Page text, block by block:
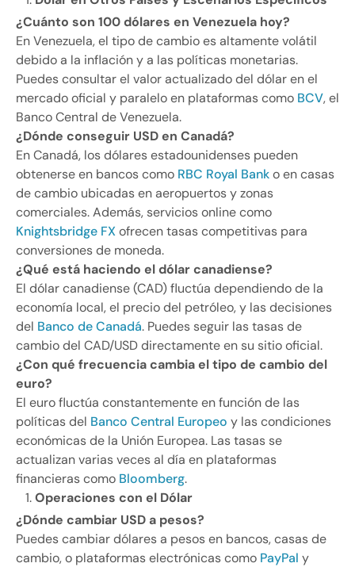
¿Cuánto son 100 dólares en Venezuela hoy?
En Venezuela, el tipo de cambio es altamente volátil
debido a la inflación y a las políticas monetarias.
Puedes consultar el valor actualizado del dólar en el
mercado oficial y paralelo en plataformas como BCV, el
Banco Central de Venezuela.
¿Dónde conseguir USD en Canadá?
En Canadá, los dólares estadounidenses pueden
obtenerse en bancos como RBC Royal Banko en casas
de cambio ubicadas en aeropuertos y zonas
comerciales. Además, servicios online como
Knightsbridge FXofrecen tasas competitivas para
conversiones de moneda.
¿Qué está haciendo el dólar canadiense?
El dólar canadiense (CAD) fluctúa dependiendo de la
economía local, el precio del petróleo, y las decisiones
del Banco de Canadá. Puedes seguir las tasas de
cambio del CAD/USD directamente en su sitio oficial.
¿Con qué frecuencia cambia el tipo de cambio del
euro?
El euro fluctúa constantemente en función de las
políticas del Banco Central Europeo y las condiciones
económicas de la Unión Europea. Las tasas se
actualizan varias veces al día en plataformas
financieras como Bloomberg.
Operaciones con el Dólar
¿Dónde cambiar USD a pesos?
Puedes cambiar dólares a pesos en bancos, casas de
cambio, o plataformas electrónicas como PayPal y